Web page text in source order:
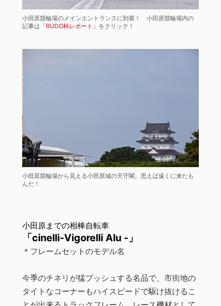
小田原競輪場のメインエントランスに到着！ 小田原競輪場内の
記事は 「RUDO杯レポート」 をクリック！
小田原競輪場から見える小田原城の天守閣。思えば遠くに来たも
んだ！
小田原までの相棒自転車
「cinelli-Vigorelli Alu -」
＊フレームセットのモデル名
今季のチネリが猛プッシュする名品で、市街地の
タイトなコーナーもハイスピードで駆け抜けるこ